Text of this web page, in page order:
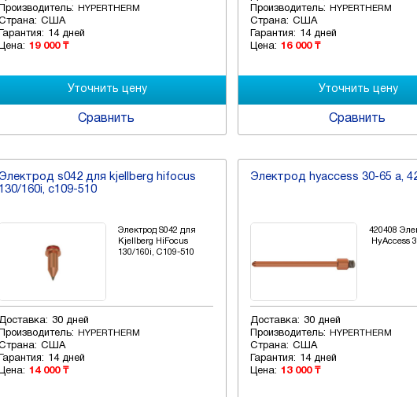
Производитель:
HYPERTHERM
США
Гарантия:
14 дней
Цена: 19 000 ₸
Сравнить
Производитель:
HYPERTHERM
Страна: США
Гарантия:
14 дней
Цена: 16 000 ₸
Сравнить
Электрод s042 для kjellberg hifocus
130/160i, c109-510
Электрод S042 для
Kjellberg HiFocus
130/160i, C109-510
30 дней
Производитель:
HYPERTHERM
США
Гарантия: 14 дней
Цена: 14 000 ₸
Электрод hyaccess 30-65 a,
420408
HyAccess
Доставка: 30 дней
Производитель:
HYPERTHERM
Страна: США
Гарантия: 14 дней
Цена: 13 000 ₸